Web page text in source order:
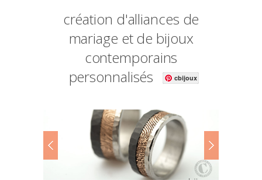
création d'alliances de
mariage et de bijoux
contemporains
personnalisés
cbijoux